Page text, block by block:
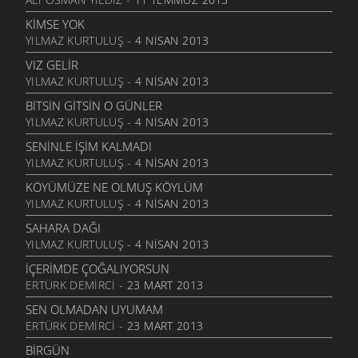
6 MART 2006
GEL
6 MART 2006
ANNE
6 MART 2006
NATAŞA
6 MART 2006
ACABA
6 MART 2006
DOLUDUR
6 MART 2006
DAHASI VAR
6 MART 2006
ÖĞRETMENI GÖR
6 MART 2006
ÇORUH
6 MART 2006
KIMSE YOK
YILMAZ KURTULUŞ - 4 NISAN 2013
VIZ GELIR
YILMAZ KURTULUŞ - 4 NISAN 2013
BITSIN GITSIN O GÜNLER
YILMAZ KURTULUŞ - 4 NISAN 2013
SENINLE İŞIM KALMADI
YILMAZ KURTULUŞ - 4 NISAN 2013
KÖYÜMÜZE NE OLMUŞ KÖYLÜM
YILMAZ KURTULUŞ - 4 NISAN 2013
SAHARA DAĞI
YILMAZ KURTULUŞ - 4 NISAN 2013
İÇERIMDE ÇOĞALIYORSUN
ERTÜRK DEMIRCI - 23 MART 2013
SEN OLMADAN UYUMAM
ERTÜRK DEMIRCI - 23 MART 2013
BIRGÜN